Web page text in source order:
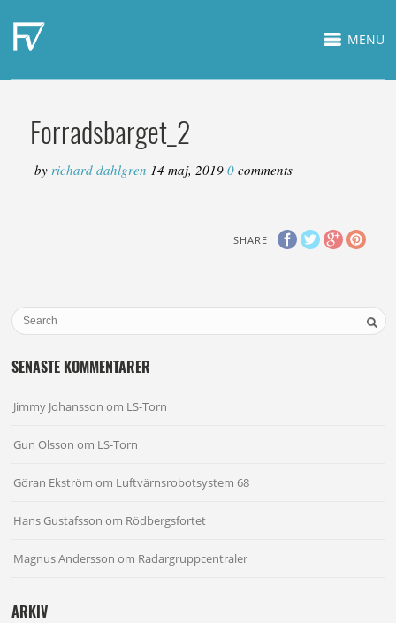
MENU
Forradsbarget_2
byrichard dahlgren 14 maj, 2019 0comments
SHARE
SENASTE KOMMENTARER
Jimmy Johansson om LS-Torn
Gun Olsson om LS-Torn
Göran Ekström om Luftvärnsrobotsystem 68
Hans Gustafsson om Rödbergsfortet
Magnus Andersson om Radargruppcentraler
ARKIV